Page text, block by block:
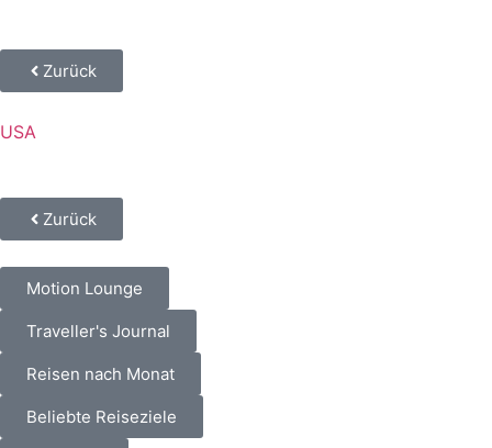
Zurück
USA
Zurück
Motion Lounge
Traveller's Journal
Reisen nach Monat
Beliebte Reiseziele